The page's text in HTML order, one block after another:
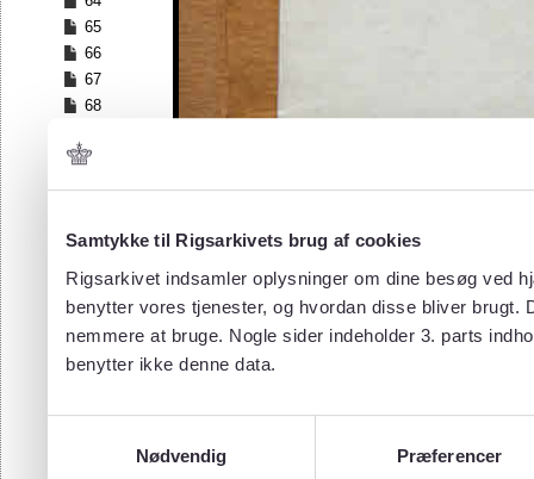
Samtykke til Rigsarkivets brug af cookies
Rigsarkivet indsamler oplysninger om dine besøg ved
benytter vores tjenester, og hvordan disse bliver
nemmere at bruge. Nogle sider indeholder 3. parts
benytter ikke denne data.
Nødvendig
Præferencer
65
66
67
68
70
73
75
76
77
78
80